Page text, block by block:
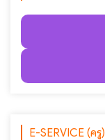
E-SERVICE (ครู)